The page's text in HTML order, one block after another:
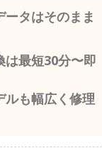
ータはそのまま
は最短30分〜即
ルも幅広く修理